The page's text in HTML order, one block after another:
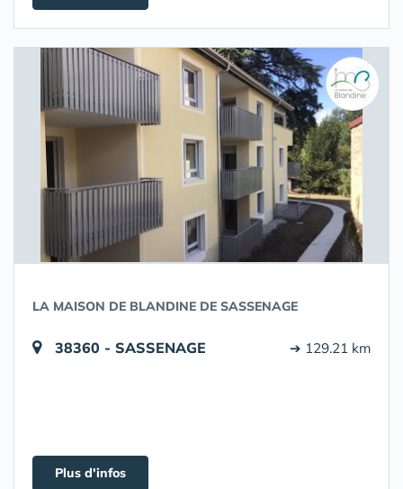
LA MAISON DE BLANDINE DE SASSENAGE
38360 - SASSENAGE ➔ 129.21 km
Plus d'infos